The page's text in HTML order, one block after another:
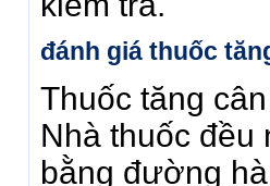
đánh giá thuốc
Thuốc tăng
Nhà thuốc
bằng đường